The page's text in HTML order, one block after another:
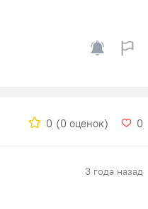
0 (0 оценок) 0
3 года назад